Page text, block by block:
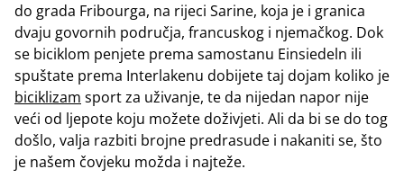
do grada Fribourga, na rijeci Sarine, koja je i granica
dvaju govornih područja, francuskog i njemačkog. Dok
se biciklom penjete prema samostanu Einsiedeln ili
spuštate prema Interlakenu dobijete taj dojam koliko je
biciklizam sport za uživanje, te da nijedan napor nije
veći od ljepote koju možete doživjeti. Ali da bi se do tog
došlo, valja razbiti brojne predrasude i nakaniti se, što
je našem čovjeku možda i najteže.